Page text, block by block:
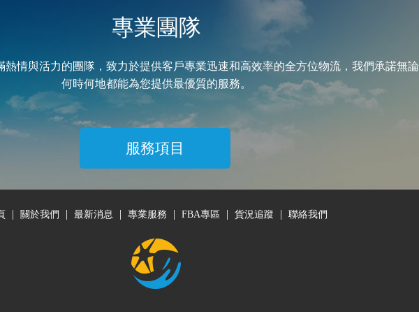
專業團隊
熱情與活力的團隊，致力於提供客戶專業迅速和高效率的全方位物流，我們承諾無論
何時何地都能為您提供最優質的服務。
服務項目
| 關於我們 | 最新消息 | 專業服務 | FBA專區 | 貨況追蹤 | 聯絡我們